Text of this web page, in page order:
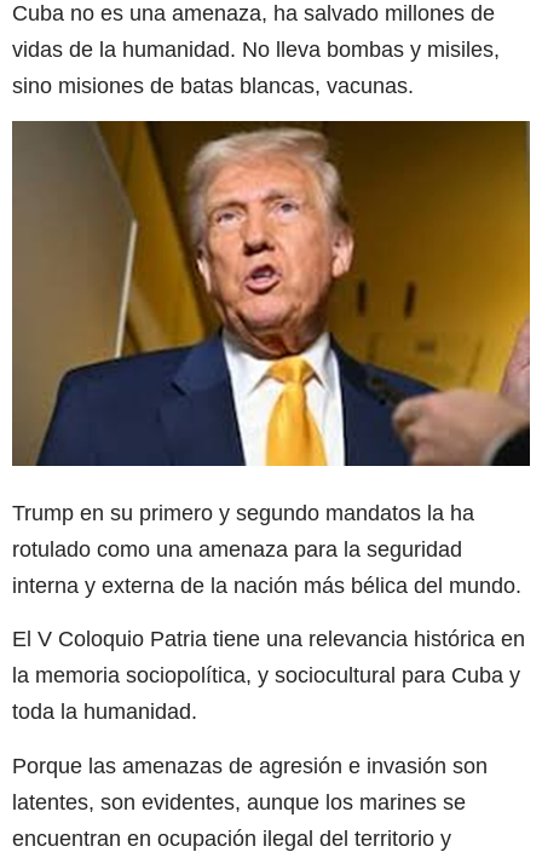
Cuba no es una amenaza, ha salvado millones de
vidas de la humanidad. No lleva bombas y misiles,
sino misiones de batas blancas, vacunas.
Trump en su primero y segundo mandatos la ha
rotulado como una amenaza para la seguridad
interna y externa de la nación más bélica del mundo.
El V Coloquio Patria tiene una relevancia histórica en
la memoria sociopolítica, y sociocultural para Cuba y
toda la humanidad.
Porque las amenazas de agresión e invasión son
latentes, son evidentes, aunque los marines se
encuentran en ocupación ilegal del territorio y